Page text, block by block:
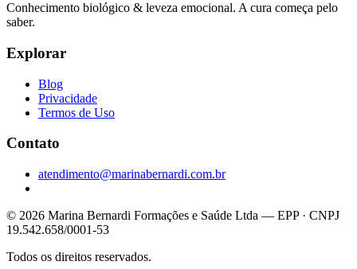
Conhecimento biológico & leveza emocional. A cura começa pelo
saber.
Explorar
Blog
Privacidade
Termos de Uso
Contato
atendimento@marinabernardi.com.br
© 2026 Marina Bernardi Formações e Saúde Ltda — EPP · CNPJ
19.542.658/0001-53
Todos os direitos reservados.